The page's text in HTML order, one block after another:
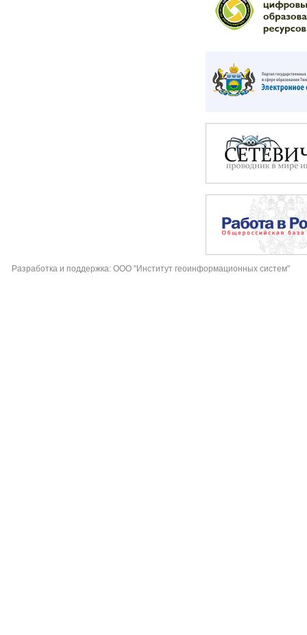
Разработка и поддержка: ООО "Институт геоинформационных систем"